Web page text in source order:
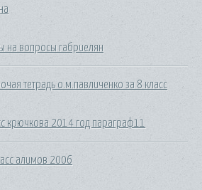
на вопросы габриелян
тетрадь о.м.павличенко за 8 класс
крючкова 2014 год параграф11
алимов 2006